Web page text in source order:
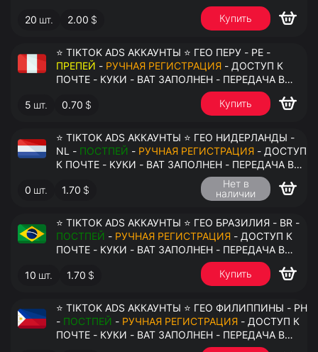
ЗАПОЛНЕН - ПЕРЕДАЧА В АНТИДЕТЕКТ
20 шт. 2.00 $ Купить
⭐ TIKTOK ADS АККАУНТЫ ⭐ ГЕО ПЕРУ - PE -
ПРЕПЕЙ - РУЧНАЯ РЕГИСТРАЦИЯ - ДОСТУП К
ПОЧТЕ - КУКИ - ВАТ ЗАПОЛНЕН - ПЕРЕДАЧА В
5 шт. 0.70 $ Купить
⭐ TIKTOK ADS АККАУНТЫ ⭐ ГЕО НИДЕРЛАНДЫ -
NL - ПОСТПЕЙ - РУЧНАЯ РЕГИСТРАЦИЯ - ДОСТУП
К ПОЧТЕ - КУКИ - ВАТ ЗАПОЛНЕН - ПЕРЕДАЧА В
0 шт. 1.70 $
Нет в
наличии
⭐ TIKTOK ADS АККАУНТЫ ⭐ ГЕО БРАЗИЛИЯ - BR -
ПОСТПЕЙ - РУЧНАЯ РЕГИСТРАЦИЯ - ДОСТУП К
ПОЧТЕ - КУКИ - ВАТ ЗАПОЛНЕН - ПЕРЕДАЧА В
10 шт. 1.70 $ Купить
⭐ TIKTOK ADS АККАУНТЫ ⭐ ГЕО ФИЛИППИНЫ - PH
- ПОСТПЕЙ - РУЧНАЯ РЕГИСТРАЦИЯ - ДОСТУП К
ПОЧТЕ - КУКИ - ВАТ ЗАПОЛНЕН - ПЕРЕДАЧА В